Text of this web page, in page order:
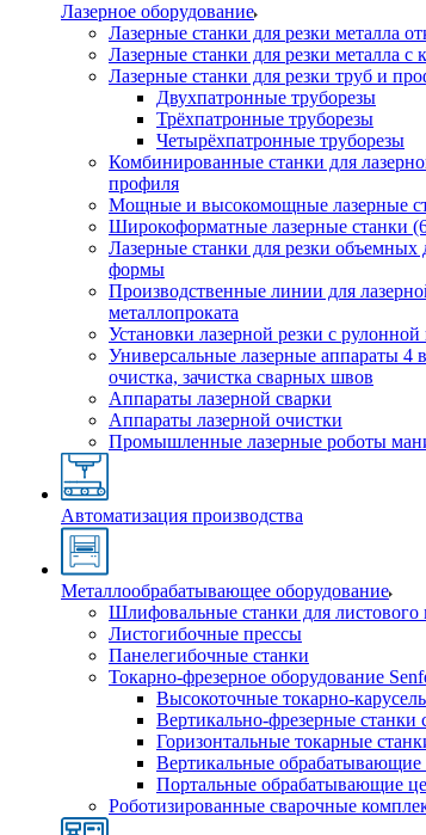
Лазерное оборудование
Лазерные станки для резки металла
Лазерные станки для резки металла с
Лазерные станки для резки труб и
Двухпатронные труборезы
Трёхпатронные труборезы
Четырёхпатронные труборезы
Комбинированные станки для
профиля
Мощные и высокомощные лазерные
Широкоформатные лазерные станки
Лазерные станки для резки объемных
формы
Производственные линии для
металлопроката
Установки лазерной резки с рулонной
Универсальные лазерные аппараты 4
очистка, зачистка сварных швов
Аппараты лазерной сварки
Аппараты лазерной очистки
Промышленные лазерные роботы
Автоматизация производства
Металлообрабатывающее оборудование
Шлифовальные станки для листового
Листогибочные прессы
Панелегибочные станки
Токарно-фрезерное оборудование
Высокоточные токарно-
Вертикально-фрезерные
Горизонтальные токарные
Вертикальные
Портальные обрабатывающие
Роботизированные сварочные